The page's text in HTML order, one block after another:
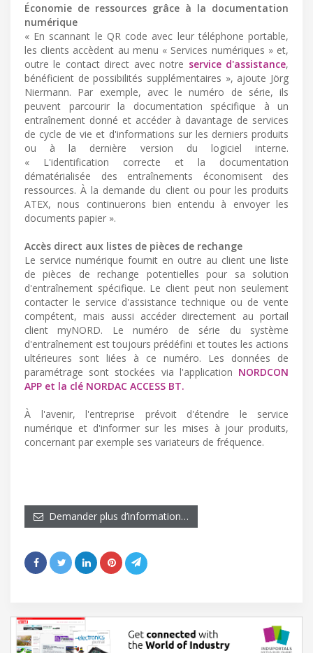
Économie de ressources grâce à la documentation
numérique
« En scannant le QR code avec leur téléphone portable,
les clients accèdent au menu « Services numériques » et,
outre le contact direct avec notre service d'assistance,
bénéficient de possibilités supplémentaires », ajoute Jörg
Niermann. Par exemple, avec le numéro de série, ils
peuvent parcourir la documentation spécifique à un
entraînement donné et accéder à davantage de services
de cycle de vie et d'informations sur les derniers produits
ou à la dernière version du logiciel interne.
« L'identification correcte et la documentation
dématérialisée des entraînements économisent des
ressources. À la demande du client ou pour les produits
ATEX, nous continuerons bien entendu à envoyer les
documents papier ».
Accès direct aux listes de pièces de rechange
Le service numérique fournit en outre au client une liste
de pièces de rechange potentielles pour sa solution
d'entraînement spécifique. Le client peut non seulement
contacter le service d'assistance technique ou de vente
compétent, mais aussi accéder directement au portail
client myNORD. Le numéro de série du système
d'entraînement est toujours prédéfini et toutes les actions
ultérieures sont liées à ce numéro. Les données de
paramétrage sont stockées via l'application NORDCON
APP et la clé NORDAC ACCESS BT.
À l'avenir, l'entreprise prévoit d'étendre le service
numérique et d'informer sur les mises à jour produits,
concernant par exemple ses variateurs de fréquence.
Demander plus d’information…